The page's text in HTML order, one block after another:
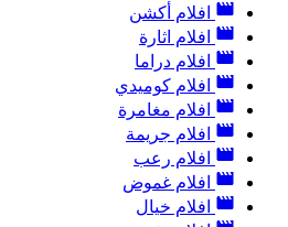
افلام أكشن
افلام اثارة
افلام دراما
افلام كوميدي
افلام مغامرة
افلام جريمة
افلام رعب
افلام غموض
افلام خيال